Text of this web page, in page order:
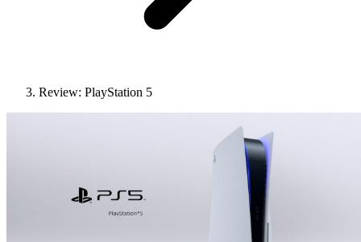
Review: PlayStation 5